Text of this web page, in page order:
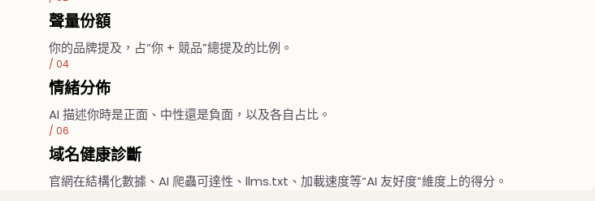
聲量份額
你的品牌提及，占“你 + 競品”總提及的比例。
/ 04
情緒分佈
AI 描述你時是正面、中性還是負面，以及各自占比。
/ 06
域名健康診斷
官網在結構化數據、AI 爬蟲可達性、llms.txt、加載速度等“AI 友好度”維度上的得分。